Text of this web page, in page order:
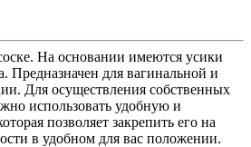
На основании имеются усики
Предназначен для вагинальной и
Для осуществления собственных
использовать удобную и
позволяет закрепить его на
в удобном для вас положении.